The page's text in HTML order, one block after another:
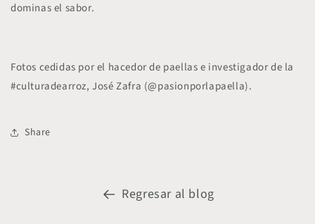
dominas el sabor.
Fotos cedidas por el hacedor de paellas e investigador de la
#culturadearroz, José Zafra (@pasionporlapaella).
Share
Regresar al blog